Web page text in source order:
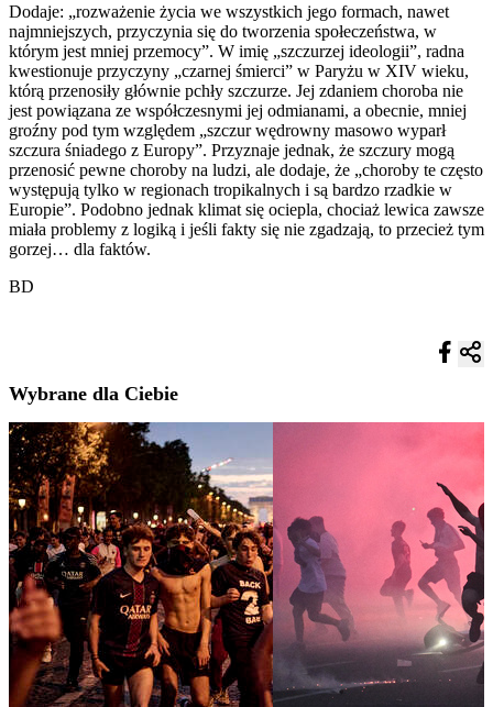
Dodaje: „rozważenie życia we wszystkich jego formach, nawet
najmniejszych, przyczynia się do tworzenia społeczeństwa, w
którym jest mniej przemocy”. W imię „szczurzej ideologii”, radna
kwestionuje przyczyny „czarnej śmierci” w Paryżu w XIV wieku,
którą przenosiły głównie pchły szczurze. Jej zdaniem ​​choroba nie
jest powiązana ze współczesnymi jej odmianami, a obecnie, mniej
groźny pod tym względem „szczur wędrowny masowo wyparł
szczura śniadego z Europy”. Przyznaje jednak, że szczury mogą
przenosić pewne choroby na ludzi, ale dodaje, że „choroby te często
występują tylko w regionach tropikalnych i są bardzo rzadkie w
Europie”. Podobno jednak klimat się ociepla, chociaż lewica zawsze
miała problemy z logiką i jeśli fakty się nie zgadzają, to przecież tym
gorzej… dla faktów.
BD
Wybrane dla Ciebie